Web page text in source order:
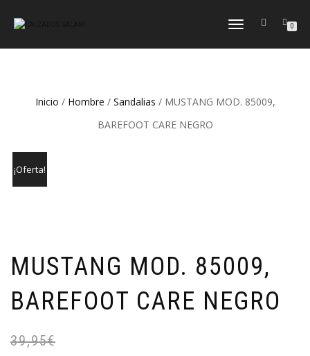
CAMBIAR
0
Inicio / Hombre / Sandalias / MUSTANG MOD. 85009,
BAREFOOT CARE NEGRO
¡Oferta!
MUSTANG MOD. 85009,
BAREFOOT CARE NEGRO
39,95€